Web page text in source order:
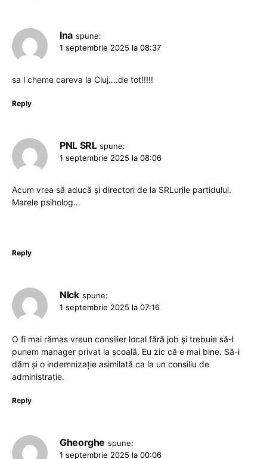
Ina spune:
1 septembrie 2025 la 08:37
sa l cheme careva la Cluj….de tot!!!!!
Reply
PNL SRL spune:
1 septembrie 2025 la 08:06
Acum vrea să aducă și directori de la SRLurile partidului.
Marele psiholog…
Reply
NIck spune:
1 septembrie 2025 la 07:16
O fi mai rămas vreun consilier local fără job și trebuie să-l
punem manager privat la școală. Eu zic că e mai bine. Să-i
dăm și o indemnizație asimilată ca la un consiliu de
administrație.
Reply
Gheorghe spune:
1 septembrie 2025 la 00:06